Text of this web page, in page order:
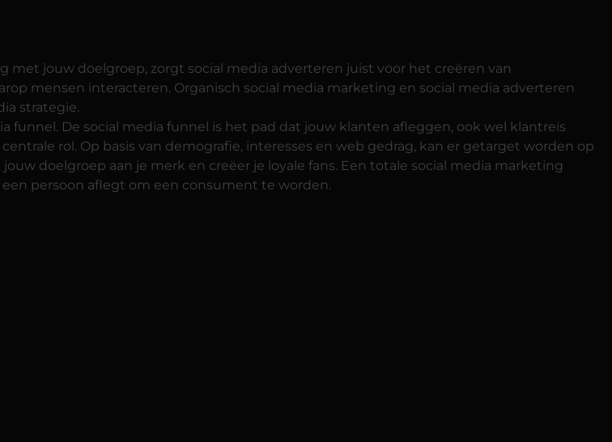
jouw doelgroep, zorgt social media adverteren juist voor het creëren van
mensen interacteren. Organisch social media marketing en social media adverteren
strategie.
funnel. De social media funnel is het pad dat jouw klanten afleggen, ook wel klantreis
rol. Op basis van demografie, interesses en web gedrag, kan er getarget worden op
doelgroep aan je merk en creëer je loyale fans. Een totale social media marketing
persoon aflegt om een consument te worden.